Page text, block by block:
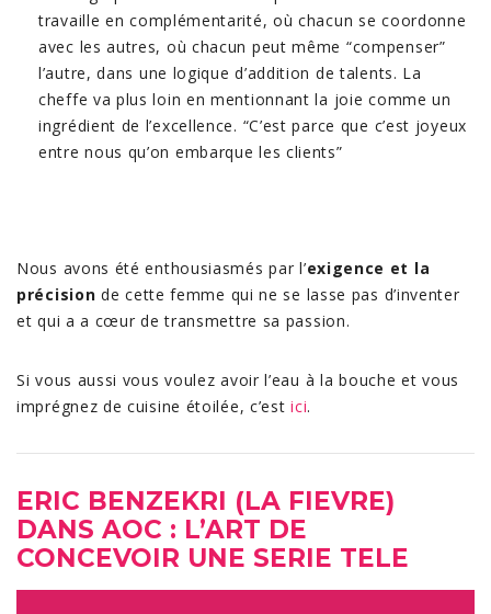
travaille en complémentarité, où chacun se coordonne
avec les autres, où chacun peut même “compenser”
l’autre, dans une logique d’addition de talents. La
cheffe va plus loin en mentionnant la joie comme un
ingrédient de l’excellence. “C’est parce que c’est joyeux
entre nous qu’on embarque les clients”
Nous avons été enthousiasmés par l’exigence et la
précision de cette femme qui ne se lasse pas d’inventer
et qui a a cœur de transmettre sa passion.
Si vous aussi vous voulez avoir l’eau à la bouche et vous
imprégnez de cuisine étoilée, c’estici.
ERIC BENZEKRI (LA FIEVRE)
DANS AOC : L’ART DE
CONCEVOIR UNE SERIE TELE